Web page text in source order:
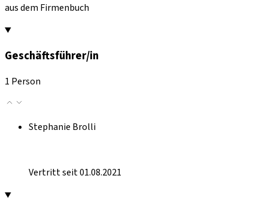
aus dem Firmenbuch
Geschäftsführer/in
1 Person
Stephanie Brolli
Vertritt seit 01.08.2021